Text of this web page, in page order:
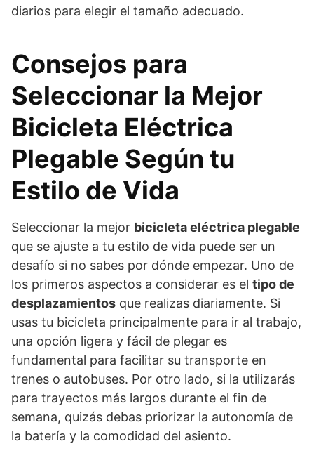
diarios para elegir el tamaño adecuado.
Consejos para
Seleccionar la Mejor
Bicicleta Eléctrica
Plegable Según tu
Estilo de Vida
Seleccionar la mejor bicicleta eléctrica plegable
que se ajuste a tu estilo de vida puede ser un
desafío si no sabes por dónde empezar. Uno de
los primeros aspectos a considerar es el tipo de
desplazamientos que realizas diariamente. Si
usas tu bicicleta principalmente para ir al trabajo,
una opción ligera y fácil de plegar es
fundamental para facilitar su transporte en
trenes o autobuses. Por otro lado, si la utilizarás
para trayectos más largos durante el fin de
semana, quizás debas priorizar la autonomía de
la batería y la comodidad del asiento.